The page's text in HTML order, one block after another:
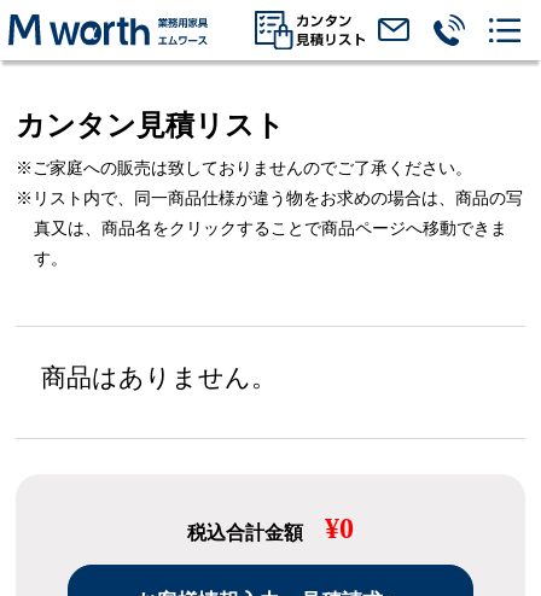
カンタン見積リスト
※ご家庭への販売は致しておりませんのでご了承ください。
※リスト内で、同一商品仕様が違う物をお求めの場合は、商品の写
真又は、商品名をクリックすることで商品ページへ移動できま
す。
商品はありません。
税込合計金額 ¥0